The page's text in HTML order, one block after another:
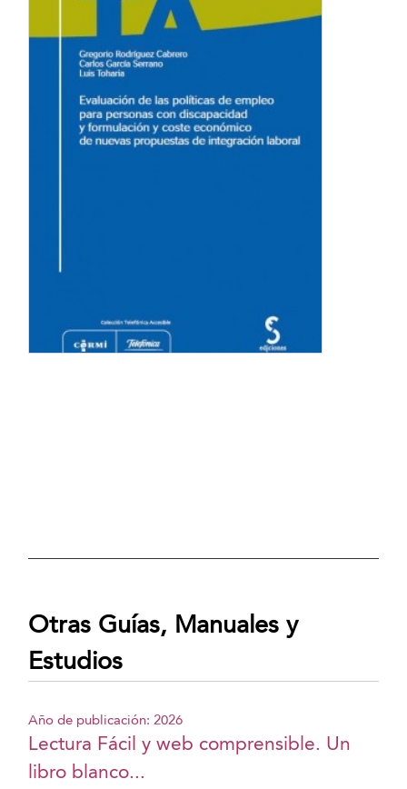
Otras Guías, Manuales y
Estudios
Año de publicación: 2026
Lectura Fácil y web comprensible. Un
libro blanco...